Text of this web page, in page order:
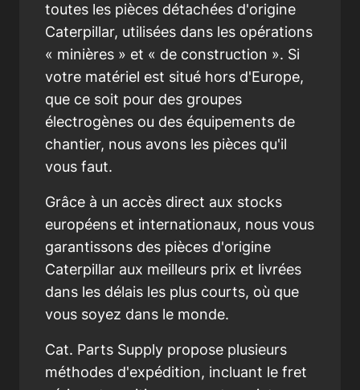
toutes les pièces détachées d'origine
Caterpillar, utilisées dans les opérations
« minières » et « de construction ». Si
votre matériel est situé hors d'Europe,
que ce soit pour des groupes
électrogènes ou des équipements de
chantier, nous avons les pièces qu'il
vous faut.
Grâce à un accès direct aux stocks
européens et internationaux, nous vous
garantissons des pièces d'origine
Caterpillar aux meilleurs prix et livrées
dans les délais les plus courts, où que
vous soyez dans le monde.
Cat. Parts Supply propose plusieurs
méthodes d'expédition, incluant le fret